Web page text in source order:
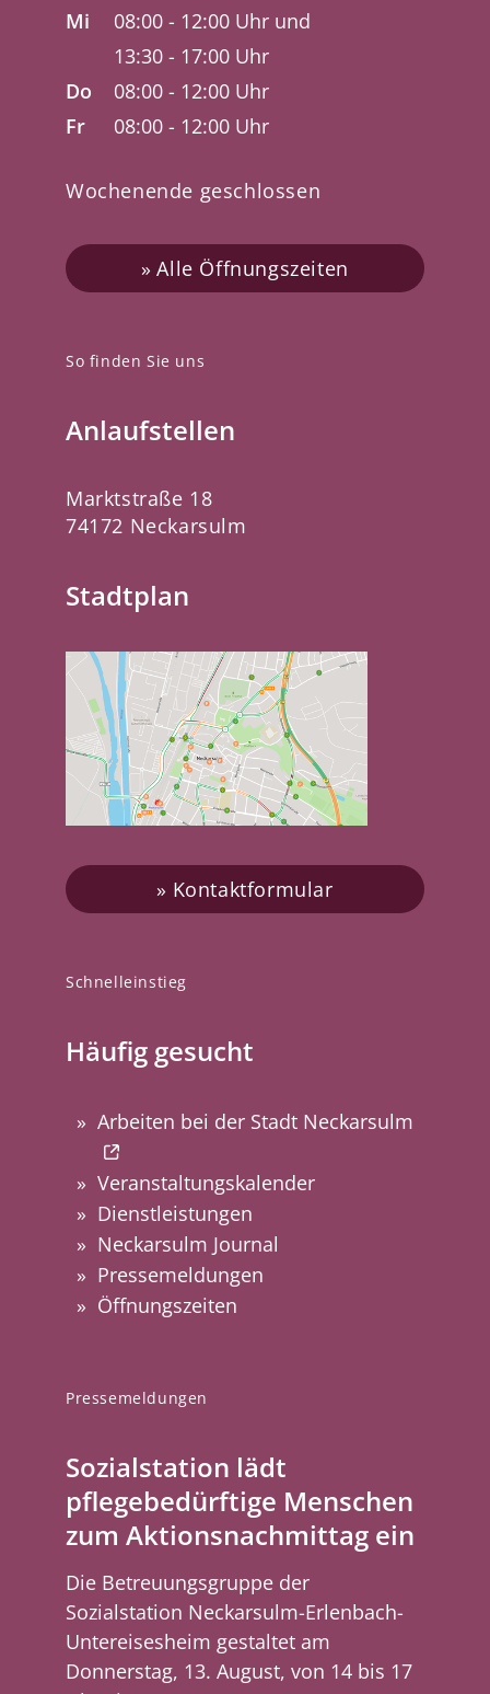
Pressemeldungen
Sozialstation lädt
pflegebedürftige Menschen
zum Aktionsnachmittag ein
Die Betreuungsgruppe der
Sozialstation Neckarsulm-Erlenbach-
Untereisesheim gestaltet am
Donnerstag, 13. August, von 14 bis 17
Schnelleinstieg
Häufig gesucht
Arbeiten bei der Stadt Neckarsulm
Veranstaltungskalender
Dienstleistungen
Neckarsulm Journal
Pressemeldungen
Öffnungszeiten
So finden Sie uns
Anlaufstellen
Marktstraße 18
74172 Neckarsulm
Stadtplan
Kontaktformular
Mi
08:00 - 12:00 Uhr und
13:30 - 17:00 Uhr
Do
08:00 - 12:00 Uhr
Fr
08:00 - 12:00 Uhr
Wochenende geschlossen
Alle Öffnungszeiten